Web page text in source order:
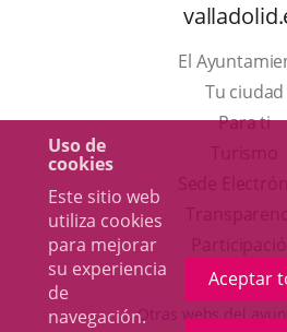
Uso de
cookies
Este sitio web
utiliza cookies
para mejorar
su experiencia
de
navegación.
Aceptar
El
Tu ciudad
Para ti
Otras webs del